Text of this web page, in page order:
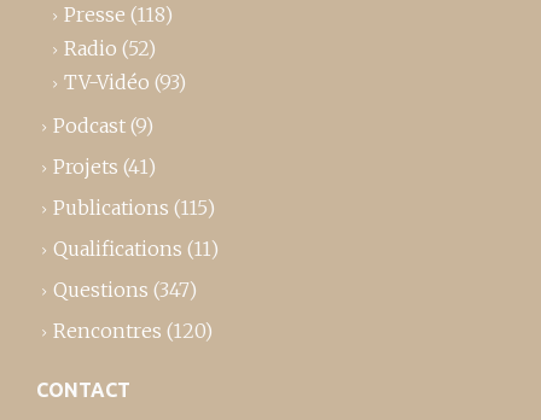
Presse (118)
Radio (52)
TV-Vidéo (93)
Podcast (9)
Projets (41)
Publications (115)
Qualifications (11)
Questions (347)
Rencontres (120)
CONTACT